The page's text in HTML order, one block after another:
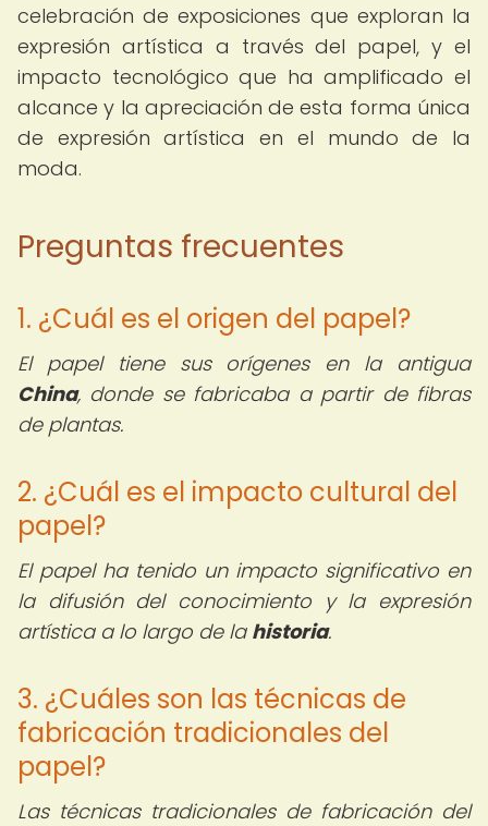
celebración de exposiciones que exploran la
expresión artística a través del papel, y el
impacto tecnológico que ha amplificado el
alcance y la apreciación de esta forma única
de expresión artística en el mundo de la
moda.
Preguntas frecuentes
1. ¿Cuál es el origen del papel?
El papel tiene sus orígenes en la antigua
China, donde se fabricaba a partir de fibras
de plantas.
2. ¿Cuál es el impacto cultural del
papel?
El papel ha tenido un impacto significativo en
la difusión del conocimiento y la expresión
artística a lo largo de la historia.
3. ¿Cuáles son las técnicas de
fabricación tradicionales del
papel?
Las técnicas tradicionales de fabricación del